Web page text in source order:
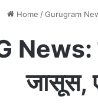
Home / Gurugram
News:
जासूस,